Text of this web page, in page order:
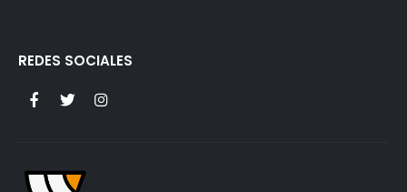
REDES SOCIALES